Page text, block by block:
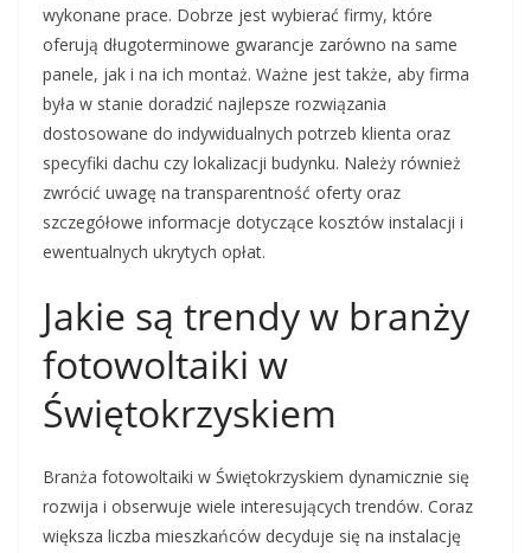
wykonane prace. Dobrze jest wybierać firmy, które
oferują długoterminowe gwarancje zarówno na same
panele, jak i na ich montaż. Ważne jest także, aby firma
była w stanie doradzić najlepsze rozwiązania
dostosowane do indywidualnych potrzeb klienta oraz
specyfiki dachu czy lokalizacji budynku. Należy również
zwrócić uwagę na transparentność oferty oraz
szczegółowe informacje dotyczące kosztów instalacji i
ewentualnych ukrytych opłat.
Jakie są trendy w branży
fotowoltaiki w
Świętokrzyskiem
Branża fotowoltaiki w Świętokrzyskiem dynamicznie się
rozwija i obserwuje wiele interesujących trendów. Coraz
większa liczba mieszkańców decyduje się na instalację